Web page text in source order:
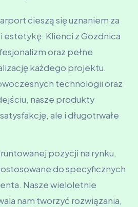
cieszą się uznaniem za
estetykę. Klienci z Gozdnica
oraz pełne
każdego projektu.
technologii oraz
nasze produkty
ale i długotrwałe
pozycji na rynku,
do specyficznych
Nasze wieloletnie
nam tworzyć rozwiązania,